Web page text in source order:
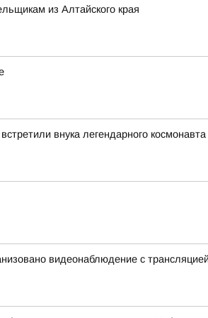
из Алтайского края
внука легендарного космонавта
видеонаблюдение с